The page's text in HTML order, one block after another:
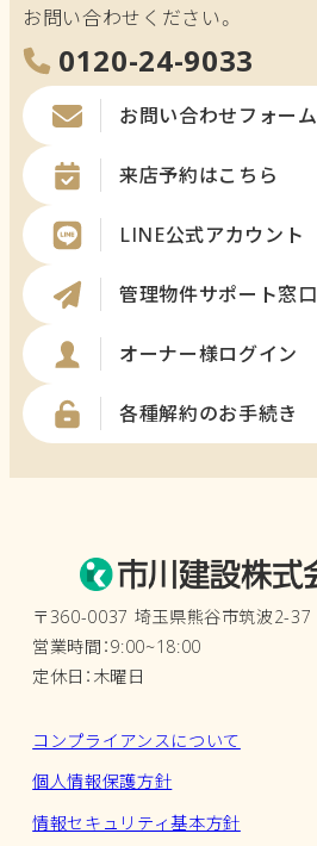
お問い合わせください。
0120-24-9033
お問い合わせフォーム
来店予約はこちら
LINE公式アカウント
管理物件サポート窓口
オーナー様ログイン
各種解約のお手続き
〒360-0037 埼玉県熊谷市筑波2-37
営業時間：9:00~18:00
定休日：木曜日
コンプライアンスについて
個人情報保護方針
情報セキュリティ基本方針